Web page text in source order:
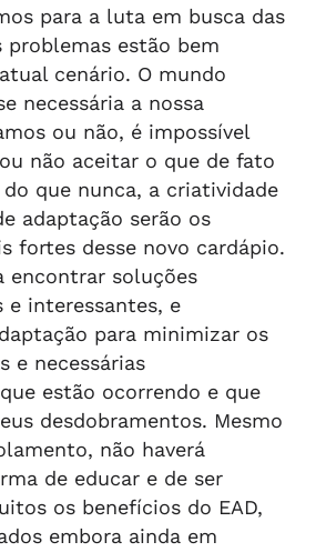
para a luta em busca das
problemas estão bem
cenário. O mundo
necessária a nossa
ou não, é impossível
não aceitar o que de fato
que nunca, a criatividade
adaptação serão os
fortes desse novo cardápio.
encontrar soluções
e interessantes, e
para minimizar os
e necessárias
estão ocorrendo e que
desdobramentos. Mesmo
não haverá
de educar e de ser
os benefícios do EAD,
embora ainda em